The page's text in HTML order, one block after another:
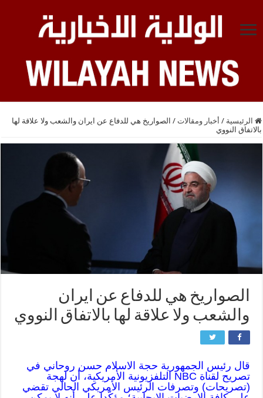
الرئيسية / أخبار ومقالات / الصواريخ هي للدفاع عن ايران والشعب ولا علاقة لها
بالاتفاق النووي
الصواريخ هي للدفاع عن ايران
والشعب ولا علاقة لها بالاتفاق النووي
قال رئيس الجمهورية حجة الاسلام حسن روحاني في
تصريح لقناة NBC التلفزيونية الأمريكية، أن لهجة
(تصريحات) وتصرفات الرئيس الأمريكي الحالي تقضي